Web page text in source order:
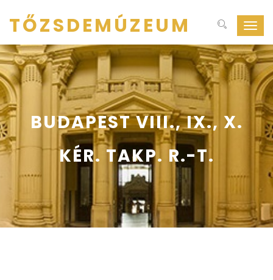
ki-
be
TŐZSDEMÚZEUM
BUDAPEST VIII., IX., X.
KÉR. TAKP. R.-T.